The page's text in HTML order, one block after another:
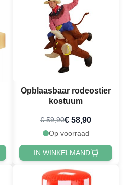
Opblaasbaar rodeostier
kostuum
€ 59,90€ 58,90
Op voorraad
IN WINKELMAND